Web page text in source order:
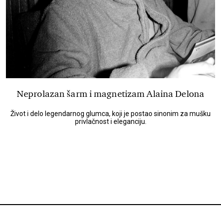
Neprolazan šarm i magnetizam Alaina Delona
Život i delo legendarnog glumca, koji je postao sinonim za mušku
privlačnost i eleganciju.